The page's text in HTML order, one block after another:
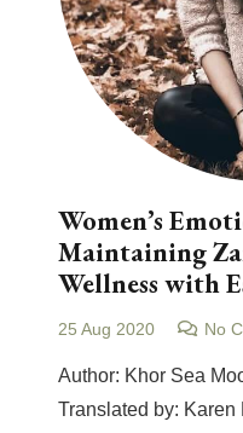
Women’s
Maintaining
Wellness with
25 Aug 2020 No
Author: Khor Sea
Translated by: